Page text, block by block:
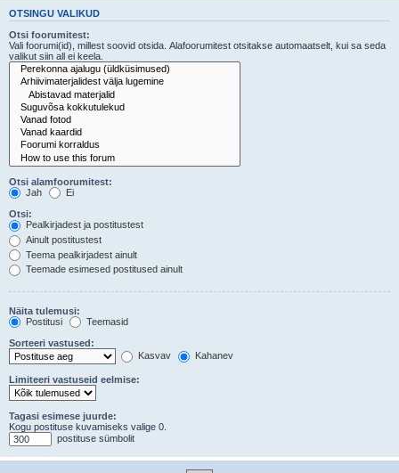
OTSINGU VALIKUD
Otsi foorumitest:
Vali foorumi(id), millest soovid otsida. Alafoorumitest otsitakse automaatselt, kui sa seda
valikut siin all ei keela.
Otsi alamfoorumitest:
Jah
Ei
Otsi:
Pealkirjadest ja postitustest
Ainult postitustest
Teema pealkirjadest ainult
Teemade esimesed postitused ainult
Näita tulemusi:
Postitusi
Teemasid
Sorteeri vastused:
Kasvav
Kahanev
Limiteeri vastuseid eelmise:
Tagasi esimese juurde:
Kogu postituse kuvamiseks valige 0.
postituse sümbolit